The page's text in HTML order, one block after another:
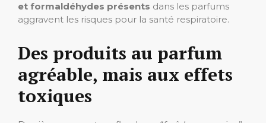
et formaldéhydes présents dans les parfums
aggravent les risques pour la santé respiratoire.
Des produits au parfum
agréable, mais aux effets
toxiques